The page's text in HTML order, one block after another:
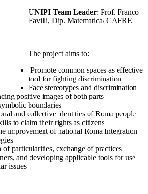
UNIPI Team Leader: Prof. Franco
Favilli, Dip. Matematica/ CAFRE
The project aims to:
Promote common spaces as effective
tool for fighting discrimination
Face stereotypes and discrimination
positive images of both parts
boundaries
and collective identities of Roma people
to claim their rights as citizens
improvement of national Roma Integration
of particularities, exchange of practices
and developing applicable tools for use
issues